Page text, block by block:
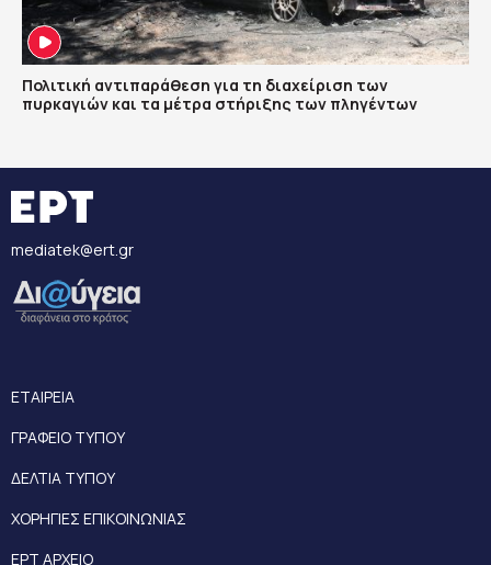
Πολιτική αντιπαράθεση για τη διαχείριση των
πυρκαγιών και τα μέτρα στήριξης των πληγέντων
mediatek@ert.gr
ΕΤΑΙΡΕΙΑ
ΓΡΑΦΕΙΟ ΤΥΠΟΥ
ΔΕΛΤΙΑ ΤΥΠΟΥ
ΧΟΡΗΓΙΕΣ ΕΠΙΚΟΙΝΩΝΙΑΣ
ΕΡΤ ΑΡΧΕΙΟ